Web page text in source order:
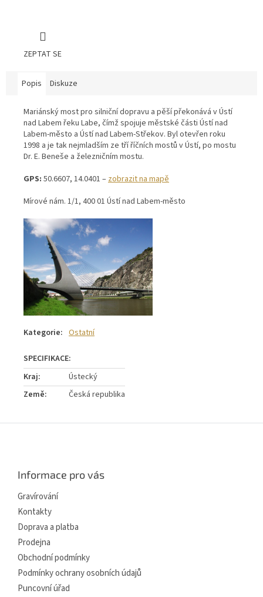
ZEPTAT SE
Popis Diskuze
Mariánský most pro silniční dopravu a pěší překonává v Ústí
nad Labem řeku Labe, čímž spojuje městské části Ústí nad
Labem-město a Ústí nad Labem-Střekov. Byl otevřen roku
1998 a je tak nejmladším ze tří říčních mostů v Ústí, po mostu
Dr. E. Beneše a železničním mostu.
GPS: 50.6607, 14.0401 –zobrazit na mapě
Mírové nám. 1/1, 400 01 Ústí nad Labem-město
Kategorie: Ostatní
Kraj:
Ústecký
Země: Česká republika
Informace pro vás
Gravírování
Kontakty
Doprava a platba
Prodejna
Obchodní podmínky
Podmínky ochrany osobních údajů
Puncovní úřad